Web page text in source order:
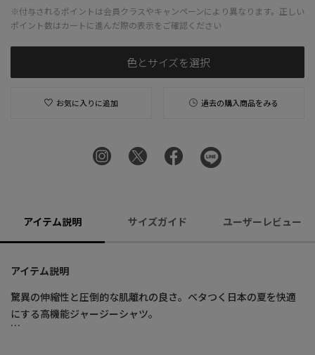
※付与されるポイントは会員クラスやキャンペーンにより異なります。正しい
ポイント数はカートに進んだ際の表示をご確認ください
色とサイズを選択
お気に入りに追加 過去の購入商品をみる
アイテム説明 サイズガイド ユーザーレビュー
アイテム説明
驚異の伸縮性と圧倒的な肌離れの良さ。ベタつく日本の夏を快適
にする高機能ジャージーシャツ。